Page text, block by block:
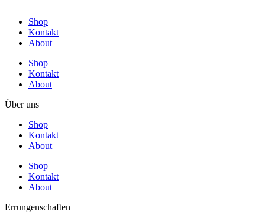
Shop
Kontakt
About
Shop
Kontakt
About
Über uns
Shop
Kontakt
About
Shop
Kontakt
About
Errungenschaften